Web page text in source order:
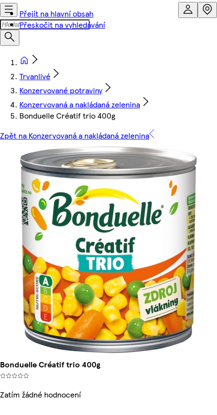
Přejít na hlavní obsah
Přeskočit na vyhledávání
Trvanlivé
Konzervované potraviny
Konzervovaná a nakládaná zelenina
Bonduelle Créatif trio 400g
Zpět na Konzervovaná a nakládaná zelenina
Bonduelle Créatif trio 400g
Zatím žádné hodnocení